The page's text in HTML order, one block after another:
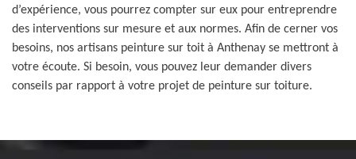
d’expérience, vous pourrez compter sur eux pour entreprendre
des interventions sur mesure et aux normes. Afin de cerner vos
besoins, nos artisans peinture sur toit à Anthenay se mettront à
votre écoute. Si besoin, vous pouvez leur demander divers
conseils par rapport à votre projet de peinture sur toiture.